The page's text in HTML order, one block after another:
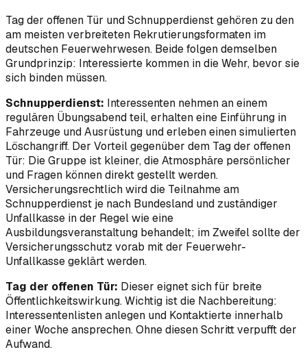
Tag der offenen Tür und Schnupperdienst gehören zu den
am meisten verbreiteten Rekrutierungsformaten im
deutschen Feuerwehrwesen. Beide folgen demselben
Grundprinzip: Interessierte kommen in die Wehr, bevor sie
sich binden müssen.
Schnupperdienst: Interessenten nehmen an einem
regulären Übungsabend teil, erhalten eine Einführung in
Fahrzeuge und Ausrüstung und erleben einen simulierten
Löschangriff. Der Vorteil gegenüber dem Tag der offenen
Tür: Die Gruppe ist kleiner, die Atmosphäre persönlicher
und Fragen können direkt gestellt werden.
Versicherungsrechtlich wird die Teilnahme am
Schnupperdienst je nach Bundesland und zuständiger
Unfallkasse in der Regel wie eine
Ausbildungsveranstaltung behandelt; im Zweifel sollte der
Versicherungsschutz vorab mit der Feuerwehr-
Unfallkasse geklärt werden.
Tag der offenen Tür: Dieser eignet sich für breite
Öffentlichkeitswirkung. Wichtig ist die Nachbereitung:
Interessentenlisten anlegen und Kontaktierte innerhalb
einer Woche ansprechen. Ohne diesen Schritt verpufft der
Aufwand.